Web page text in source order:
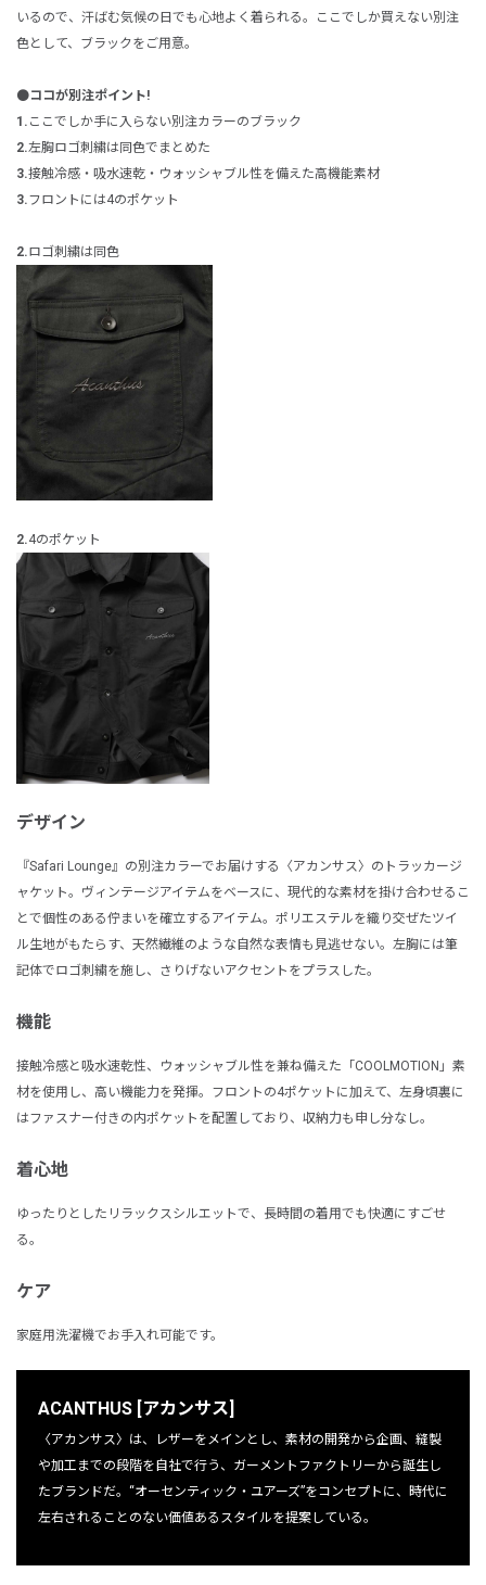
いるので、汗ばむ気候の日でも心地よく着られる。ここでしか買えない別注
色として、ブラックをご用意。
⚫️ココが別注ポイント!
1. ここでしか手に入らない別注カラーのブラック
2.左胸ロゴ刺繍は同色でまとめた
3.接触冷感・吸水速乾・ウォッシャブル性を備えた高機能素材
3.フロントには4のポケット
2.ロゴ刺繍は同色
2.4のポケット
デザイン
『Safari Lounge』の別注カラーでお届けする〈アカンサス〉のトラッカージ
ャケット。ヴィンテージアイテムをベースに、現代的な素材を掛け合わせるこ
とで個性のある佇まいを確立するアイテム。ポリエステルを織り交ぜたツイ
ル生地がもたらす、天然繊維のような自然な表情も見逃せない。左胸には筆
記体でロゴ刺繍を施し、さりげないアクセントをプラスした。
機能
接触冷感と吸水速乾性、ウォッシャブル性を兼ね備えた「COOLMOTION」素
材を使用し、高い機能力を発揮。フロントの4ポケットに加えて、左身頃裏に
はファスナー付きの内ポケットを配置しており、収納力も申し分なし。
着心地
ゆったりとしたリラックスシルエットで、長時間の着用でも快適にすごせ
る。
ケア
家庭用洗濯機でお手入れ可能です。
ACANTHUS [アカンサス]
〈アカンサス〉は、レザーをメインとし、素材の開発から企画、縫製
や加工までの段階を自社で行う、ガーメントファクトリーから誕生し
たブランドだ。“オーセンティック・ユアーズ”をコンセプトに、時代に
左右されることのない価値あるスタイルを提案している。